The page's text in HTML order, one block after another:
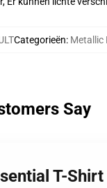
Categorieën: Metallic
Say
T-Shirt